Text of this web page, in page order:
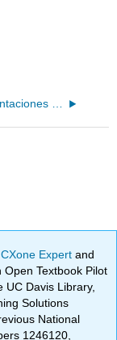
2.12 Presentaciones individuales
Expertand
Textbook Pilot
UC Davis Library,
Solutions
National
1246120,